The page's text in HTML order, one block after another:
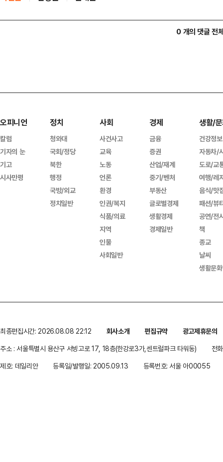
0 개의 댓글 전
오피니언
칼럼
기자의 눈
기고
시사만평
정치
청와대
국회/정당
북한
행정
국방/외교
정치일반
사회
사건사고
교육
노동
언론
환경
인권/복지
식품/의료
지역
인물
사회일반
경제
금융
증권
산업/재계
중기/벤처
부동산
글로벌경제
생활경제
경제일반
생활/
건강정보
자동차/
도로/교
여행/레
음식/맛
패션/뷰
공연/전
책
종교
날씨
생활문
최종편집시간: 2026.08.08 22:12 회사소개 편집규약
광고제휴문의
주소 : 서울특별시 용산구 서빙고로 17, 18층(한강로3가,센트럴파크 타워동)
전
제호: 데일리안
등록일/발행일: 2005.09.13 등록번호: 서울 아00055